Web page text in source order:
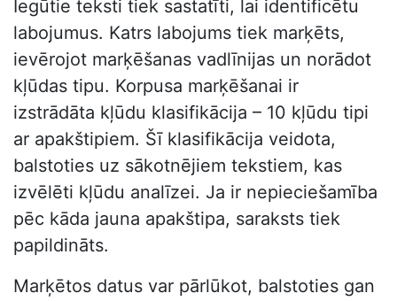
Iegūtie teksti tiek sastatīti, lai identificētu
labojumus. Katrs labojums tiek marķēts,
ievērojot marķēšanas vadlīnijas un norādot
kļūdas tipu. Korpusa marķēšanai ir
izstrādāta kļūdu klasifikācija – 10 kļūdu tipi
ar apakštipiem. Šī klasifikācija veidota,
balstoties uz sākotnējiem tekstiem, kas
izvēlēti kļūdu analīzei. Ja ir nepieciešamība
pēc kāda jauna apakštipa, saraksts tiek
papildināts.
Marķētos datus var pārlūkot, balstoties gan